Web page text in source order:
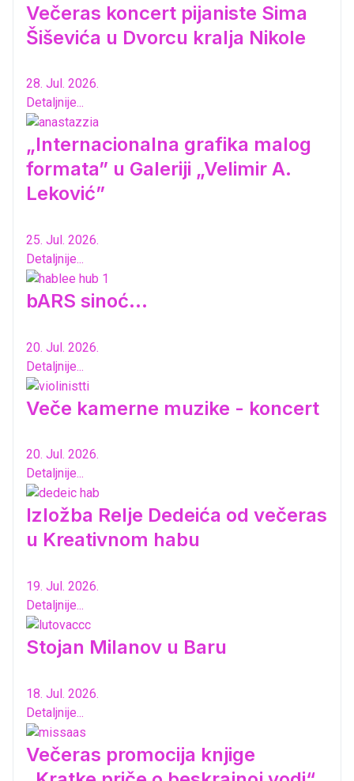
Večeras koncert pijaniste Sima
Šiševića u Dvorcu kralja Nikole
28. Jul. 2026.
Detaljnije...
„Internacionalna grafika malog
formata” u Galeriji „Velimir A.
Leković”
25. Jul. 2026.
Detaljnije...
bARS sinoć...
20. Jul. 2026.
Detaljnije...
Veče kamerne muzike - koncert
20. Jul. 2026.
Detaljnije...
Izložba Relje Dedeića od večeras
u Kreativnom habu
19. Jul. 2026.
Detaljnije...
Stojan Milanov u Baru
18. Jul. 2026.
Detaljnije...
Večeras promocija knjige